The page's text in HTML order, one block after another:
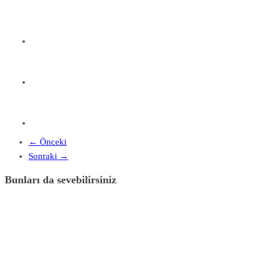
← Önceki
Sonraki →
Bunları da sevebilirsiniz